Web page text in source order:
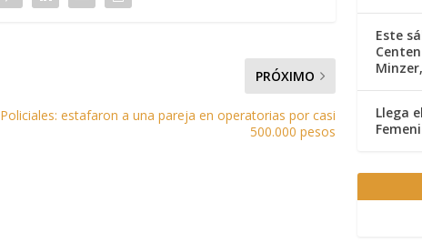
PRÓXIMO
Policiales: estafaron a una pareja en operatorias por casi
500.000 pesos
Este
Llega